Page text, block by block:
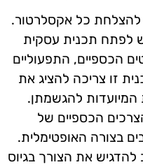
להצלחת כל אקסלרטור.
לפתח תכנית עסקית
הכספיים, התפעוליים
זו צריכה להציג את
המיועדות להגשמתן.
הכספיים של
בצורה האופטימלית.
את הצורך בגיוס